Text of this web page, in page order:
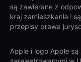
są zawierane z
kraj zamieszkania i
przepisy prawa
Apple i logo Apple